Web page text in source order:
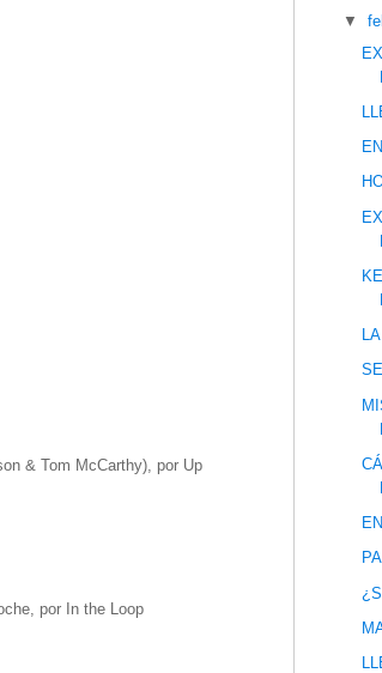
& Tom McCarthy), por Up
por In the Loop
▼